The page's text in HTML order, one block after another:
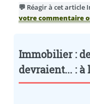
💬 Réagir à cet article
votre commentaire
Immobilier :
devraient... :